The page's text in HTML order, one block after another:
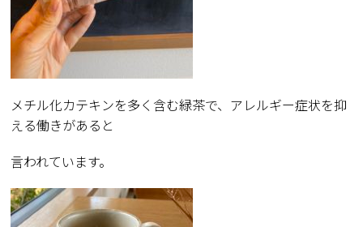
メチル化カテキンを多く含む緑茶で、アレルギー症状を抑
える働きがあると
言われています。